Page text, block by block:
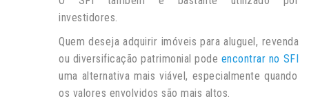
investidores.
Quem deseja adquirir imóveis para aluguel, revenda
ou diversificação patrimonial pode encontrar no SFI
uma alternativa mais viável, especialmente quando
os valores envolvidos são mais altos.